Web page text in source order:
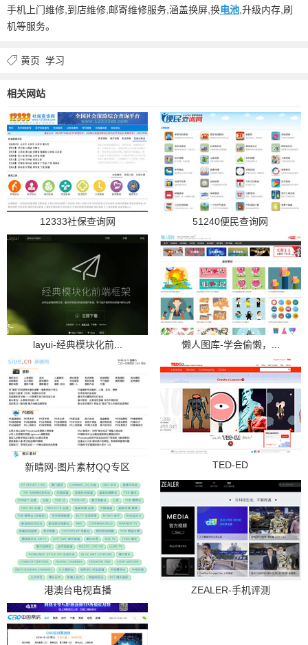
手机上门维修,到店维修,邮寄维修服务,涵盖换屏,换电池 ,升级内存,刷
机等服务。
黄页 学习
相关网站
12333社保查询网 51240便民查询网
layui-经典模块化前... 懒人图库-学会偷懒，...
新晴网-图片素材QQ专区 TED-ED
港澳台电视直播 ZEALER-手机评测